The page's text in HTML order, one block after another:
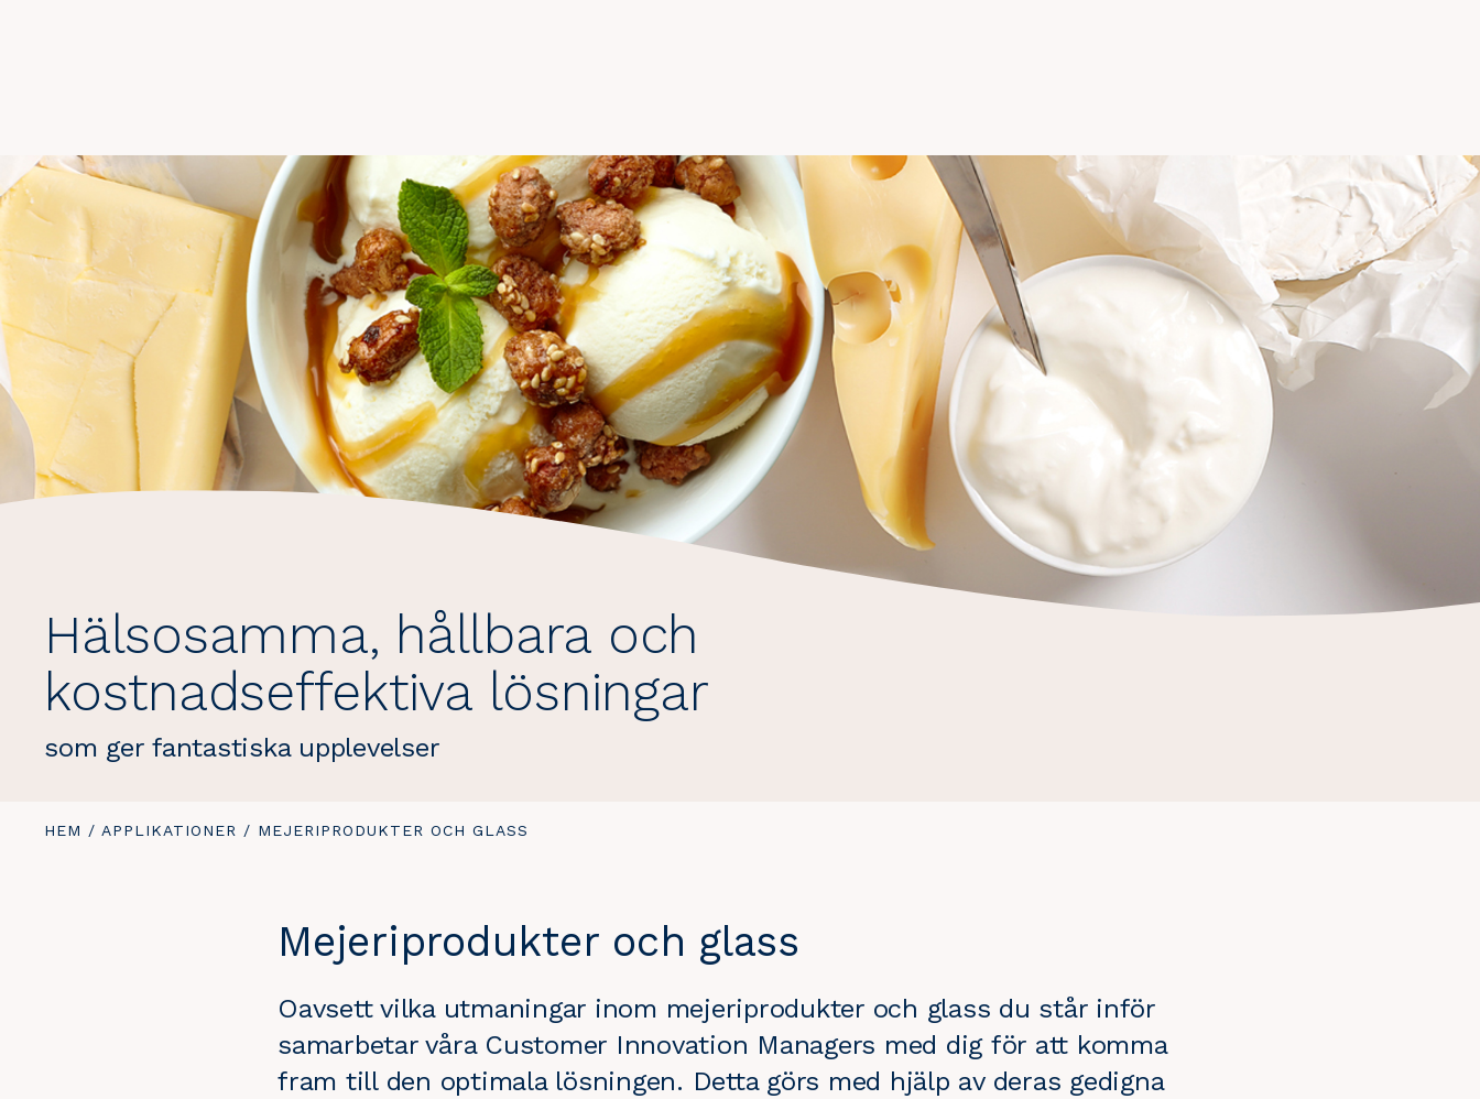
Hälsosamma, hållbara och
kostnadseffektiva lösningar
som ger fantastiska upplevelser
DU
HEM / APPLIKATIONER / DU
MEJERIPRODUKTER OCH GLASS
Mejeriprodukter och glass
Oavsett vilka utmaningar inom mejeriprodukter och glass du står inför
samarbetar våra Customer Innovation Managers med dig för att komma
fram till den optimala lösningen. Detta görs med hjälp av deras gedigna